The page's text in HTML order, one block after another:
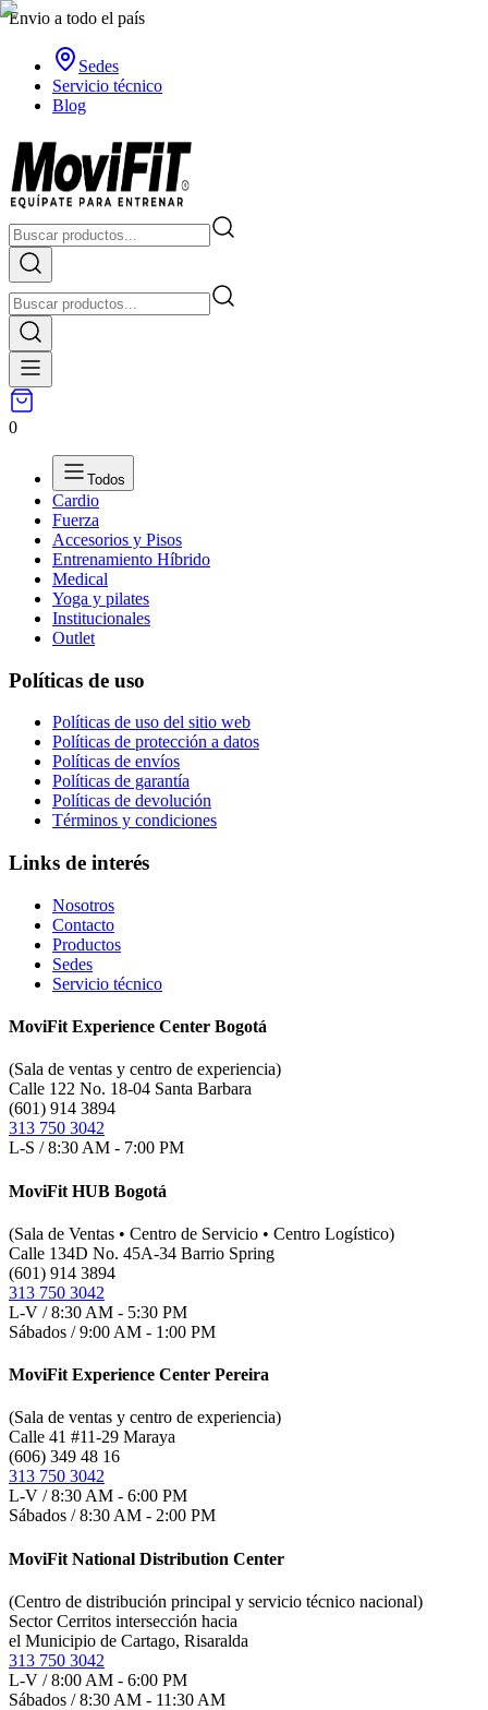
Envio a todo el país
Sedes
Servicio técnico
Blog
0
Todos
Cardio
Fuerza
Accesorios y Pisos
Entrenamiento Híbrido
Medical
Yoga y pilates
Institucionales
Outlet
Políticas de uso
Políticas de uso del sitio web
Políticas de protección a datos
Políticas de envíos
Políticas de garantía
Políticas de devolución
Términos y condiciones
Links de interés
Nosotros
Contacto
Productos
Sedes
Servicio técnico
MoviFit Experience Center Bogotá
(Sala de ventas y centro de experiencia)
Calle 122 No. 18-04 Santa Barbara
(601) 914 3894
313 750 3042
L-S / 8:30 AM - 7:00 PM
MoviFit HUB Bogotá
(Sala de Ventas • Centro de Servicio • Centro Logístico)
Calle 134D No. 45A-34 Barrio Spring
(601) 914 3894
313 750 3042
L-V / 8:30 AM - 5:30 PM
Sábados / 9:00 AM - 1:00 PM
MoviFit Experience Center Pereira
(Sala de ventas y centro de experiencia)
Calle 41 #11-29 Maraya
(606) 349 48 16
313 750 3042
L-V / 8:30 AM - 6:00 PM
Sábados / 8:30 AM - 2:00 PM
MoviFit National Distribution Center
(Centro de distribución principal y servicio técnico nacional)
Sector Cerritos intersección hacia
el Municipio de Cartago, Risaralda
313 750 3042
L-V / 8:00 AM - 6:00 PM
Sábados / 8:30 AM - 11:30 AM